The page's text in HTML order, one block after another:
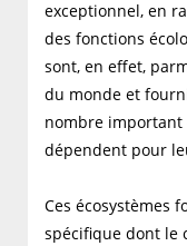
exceptionnel, en
des fonctions
sont, en effet,
du monde et
nombre important
dépendent pour
Ces écosystèmes
spécifique dont le